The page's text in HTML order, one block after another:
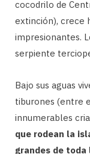
cocodrilo de
extinción), crece
impresionantes.
serpiente
Bajo sus aguas
tiburones (entre
innumerables
que rodean la
grandes de